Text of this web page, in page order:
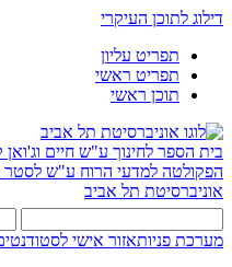
דילוג לתוכן העיקרי
תפריט עליון
תפריט ראשי
תוכן ראשי
בית הספר לחינוך ע"ש חיים וג'ואן
הפקולטה למדעי הרוח ע"ש לסטר
אוניברסיטת תל אביב
מערכת פניותאזור אישי